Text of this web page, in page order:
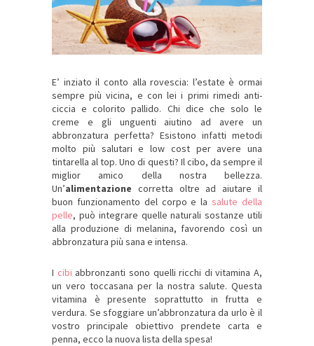
E’ inziato il conto alla rovescia: l’estate è ormai
sempre più vicina, e con lei i primi rimedi anti-
ciccia e colorito pallido. Chi dice che solo le
creme e gli unguenti aiutino ad avere un
abbronzatura perfetta? Esistono infatti metodi
molto più salutari e low cost per avere una
tintarella al top. Uno di questi? Il cibo, da sempre il
miglior amico della nostra bellezza.
Un’alimentazione corretta oltre ad aiutare il
buon funzionamento del corpo e lasalute della
pelle, può integrare quelle naturali sostanze utili
alla produzione di melanina, favorendo così un
abbronzatura più sana e intensa.
I cibi abbronzanti sono quelli ricchi di vitamina A,
un vero toccasana per la nostra salute. Questa
vitamina è presente soprattutto in frutta e
verdura. Se sfoggiare un’abbronzatura da urlo è il
vostro principale obiettivo prendete carta e
penna, ecco la nuova lista della spesa!